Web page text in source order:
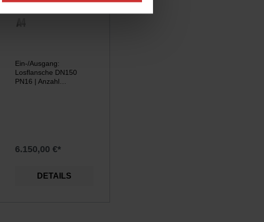
Ein-/Ausgang:
Losflansche DN150
PN16 | Anzahl
6.150,00 €*
DETAILS